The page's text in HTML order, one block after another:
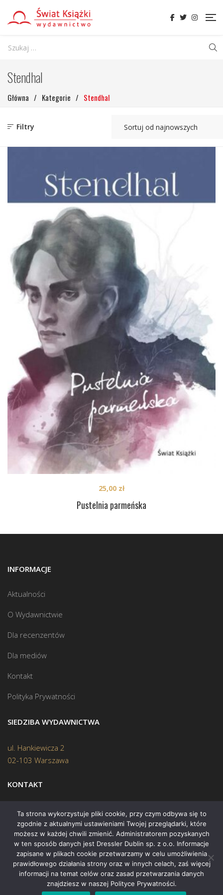
Stendhal
Główna / Kategorie / Stendhal
Filtry
Pustelnia parmeńska
25,00 zł
INFORMACJE
Aktualności
O Wydawnictwie
Dla recenzentów
Dla mediów
Kontakt
Polityka Prywatności
SIEDZIBA WYDAWNICTWA
ul. Hankiewicza 2
02-103 Warszawa
KONTAKT
Biuro: (22) 45 70 402
Mail:biuro@swiatksiazki.pl
Copyright © 2015 Świat Książki. Wszelkie prawa zastrzeżone
Ta strona wykorzystuje pliki cookie, przy czym odbywa się to
zgodnie z aktualnymi ustawieniami Twojej przeglądarki, które
możesz w każdej chwili zmienić. Administratorem pozyskanych
w ten sposób danych jest Dressler Dublin sp. z o.o. Informacje
zapisane w plikach cookie przetwarzamy w celu umożliwienia
prawidłowego działania strony oraz w innych celach, zaś więcej
informacji na temat celów oraz zasad przetwarzania danych
znajdziesz w naszej Polityce Prywatności.